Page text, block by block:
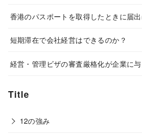
香港のパスポートを取得したときに届
短期滞在で会社経営はできるのか？
経営・管理ビザの審査厳格化が企業に
Title
12の強み